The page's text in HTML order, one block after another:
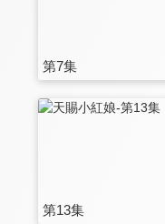
第7集
第13集